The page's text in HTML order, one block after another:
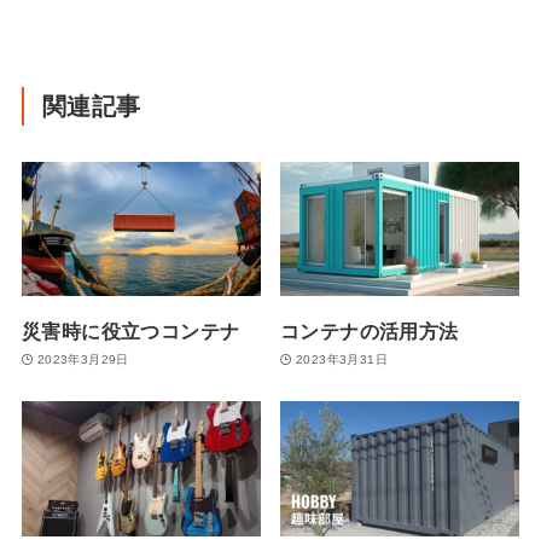
関連記事
災害時に役立つコンテナ
2023年3月29日
コンテナの活用方法
2023年3月31日